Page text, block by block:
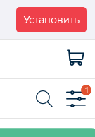
Установить
1